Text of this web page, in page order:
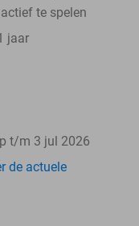
te spelen
jaar
t/m 3 jul 2026
de actuele